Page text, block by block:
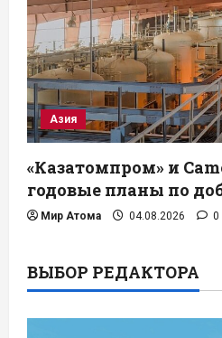
Азия
«Казатомпром» и
годовые планы по
Мир Атома 04.08.2026 0
ВЫБОР РЕДАКТОРА